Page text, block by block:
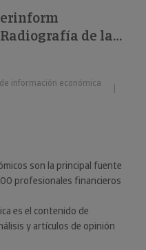
de las
económica más
información económica
son la principal fuente
profesionales financieros
es el contenido de
y artículos de opinión